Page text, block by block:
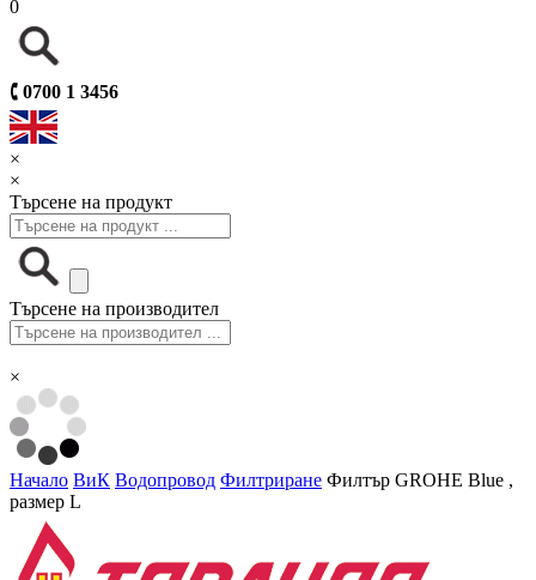
0
🕻 0700 1 3456
×
×
Търсене на продукт
Търсене на производител
×
Начало ВиК Водопровод Филтриране Филтър GROHE Blue ,
размер L